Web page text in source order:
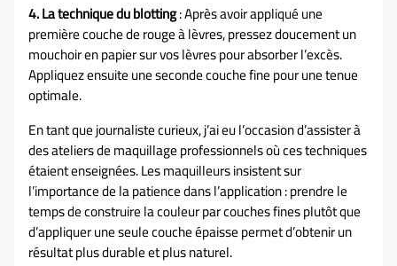
4. La technique du blotting: Après avoir appliqué une
première couche de rouge à lèvres, pressez doucement un
mouchoir en papier sur vos lèvres pour absorber l’excès.
Appliquez ensuite une seconde couche fine pour une tenue
optimale.
En tant que journaliste curieux, j’ai eu l’occasion d’assister à
des ateliers de maquillage professionnels où ces techniques
étaient enseignées. Les maquilleurs insistent sur
l’importance de la patience dans l’application : prendre le
temps de construire la couleur par couches fines plutôt que
d’appliquer une seule couche épaisse permet d’obtenir un
résultat plus durable et plus naturel.